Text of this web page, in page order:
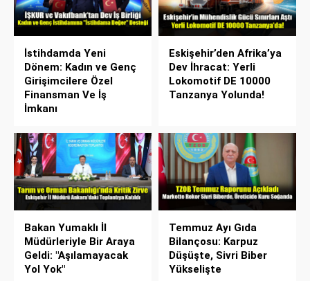
İstihdamda Yeni
Dönem: Kadın ve Genç
Girişimcilere Özel
Finansman Ve İş
İmkanı
Eskişehir’den Afrika’ya
Dev İhracat: Yerli
Lokomotif DE 10000
Tanzanya Yolunda!
Bakan Yumaklı İl
Müdürleriyle Bir Araya
Geldi: "Aşılamayacak
Yol Yok"
Temmuz Ayı Gıda
Bilançosu: Karpuz
Düşüşte, Sivri Biber
Yükselişte